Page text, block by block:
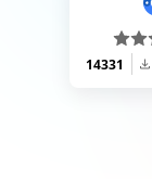
14331